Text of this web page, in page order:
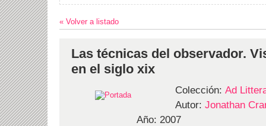
« Volver a listado
Las técnicas del observador.
en el siglo xix
Colección: Ad
Autor: Jonathan
Año: 2007